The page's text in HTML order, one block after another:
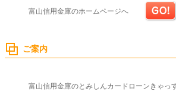
富山信用金庫のホームページへ
ご案内
富山信用金庫のとみしんカードローンき